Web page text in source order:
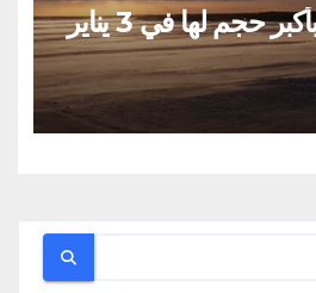
شاهد الشمس بأكبر حجم لها في 3 يناير